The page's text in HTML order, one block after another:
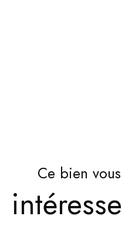
Ce bien vous
intéresse